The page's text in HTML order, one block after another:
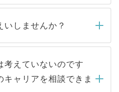
ため 人気のある医療機
うと、応募が殺到する場
める条件に合った人材の
に依頼するケースが増え
することは一切ありませ
募先から内定をいただい
はありません。内定先へ
ャリアパートナーが行い
いしませんか？
することはありませんの
い。当サイトからの登録
登録者様の個人情報は、
アップおよび転職活動の
考えていないのです
キャリアを相談できま